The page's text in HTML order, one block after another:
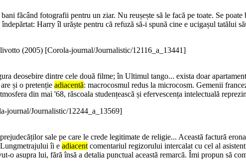
făcând fotografii pentru un ziar. Nu reușește să le facă pe toate. Se
Harry îl urăște pentru că refuză să-i spună cine e ucigașul tatălui
(2005) [Corola-journal/Journalistic/12116_a_13441]
deosebire dintre cele două filme; în Ultimul tango... exista doar
și o pretenție adiacentă: macrocosmul redus la microcosm. Gemenii
din mai '68, răscoala studențească și efervescența intelectuală
journal/Journalistic/12244_a_13569]
sale pe care le crede legitimate de religie... Această factură
îi e adiacentcomentariul regizorului intercalat cu cel al
o asupra lui, fără însă a detalia punctual această remarcă. Îmi propun să